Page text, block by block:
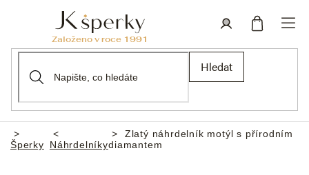
Hledat
Domů
Šperky Náhrdelníky
Zlatý náhrdelník motýl s přírodním
diamantem